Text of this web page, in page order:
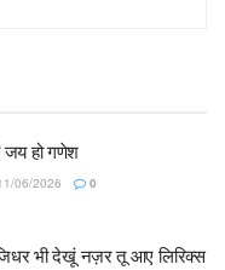
जय हो गणेश
06/2026 0
भी देखूं नज़र तू आए लिरिक्स